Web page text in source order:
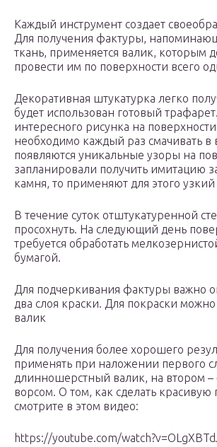
Каждый инструмент создает
Для получения фактуры,
ткань, применяется валик, которым
провести им по поверхности всего
Декоративная штукатурка легко
будет использован готовый
интересного рисунка на
необходимо каждый раз смачивать в
появляются уникальные узоры на
запланировали получить имитацию
камня, то применяют для этого
В течение суток отштукатуренной
просохнуть. На следующий день
требуется обработать
бумагой.
Для подчеркивания фактуры важно
два слоя краски. Для покраски можно
валик
Для получения более хорошего
применять при наложении первого
длинношерстный валик, на втором –
ворсом. О том, как сделать красивую
смотрите в этом видео:
https://youtube.com/